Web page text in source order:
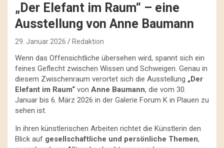
„Der Elefant im Raum“ – eine
Ausstellung von Anne Baumann
29. Januar 2026 Redaktion
Wenn das Offensichtliche übersehen wird, spannt sich ein
feines Geflecht zwischen Wissen und Schweigen. Genau in
diesem Zwischenraum verortet sich die Ausstellung „Der
Elefant im Raum“ von Anne Baumann, die vom 30.
Januar bis 6. März 2026 in der Galerie Forum K in Plauen zu
sehen ist.
In ihren künstlerischen Arbeiten richtet die Künstlerin den
Blick auf gesellschaftliche und persönliche Themen,